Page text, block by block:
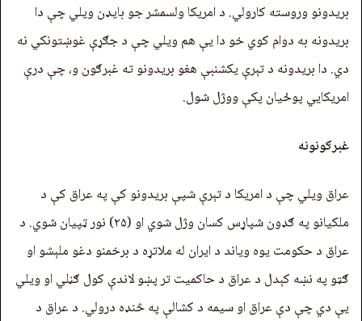
بریدونو وروسته کارولي. د امریکا ولسمشر جو بایډن ویلي چې دا
بریدونه به دوام کوي خو دا يې هم ویلي چې د جګړې غوښتونکي نه
دي. دا بریدونه د تېرې یکشنبې هغو بریدونو ته غبرګون و، چې درې
امریکايي پوځیان پکې ووژل شول.
غبرګونونه
عراق ویلي چې د امریکا د تېرې شپې بریدونو کې په عراق کې د
ملکيانو په ګډون شپاړس کسان وژل شوي او (۲۵) نور ټپيان شوي. د
عراق د حکومت یوه ویاند د ایران له ملاتړه د برخمنو دغو ملېشو او
ګټو په نښه کېدل د عراق د حاکمیت تر پښو لاندې کول ګڼلي او ویلي
يې دي چې دې عراق او سیمه د کشالې په څنډه درولي. د عراق د